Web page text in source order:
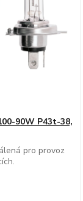
90W P43t-38,
pro provoz